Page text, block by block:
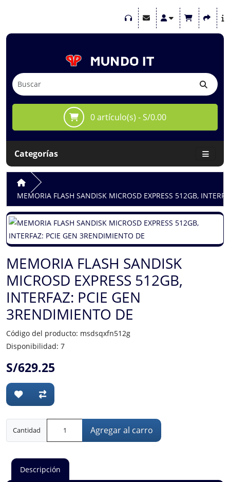
0 artículo(s) - S/0.00
Categorías
MEMORIA FLASH SANDISK MICROSD EXPRESS 512GB,
MEMORIA FLASH SANDISK
MICROSD EXPRESS 512GB,
INTERFAZ: PCIE GEN
3RENDIMIENTO DE
Código del producto: msdsqxfn512g
Disponibilidad: 7
S/629.25
Cantidad Agregar al carro
Descripción